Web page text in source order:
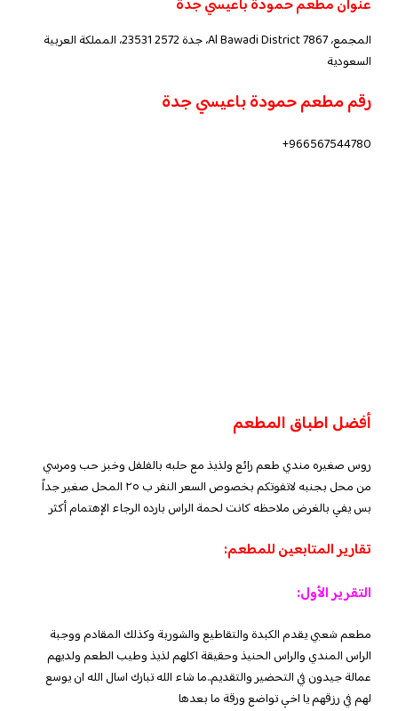
عنوان مطعم حمودة باعيسي جدة
المجمع، Al Bawadi District 7867، جدة 23531 2572، المملكة العربية
السعودية
رقم مطعم حمودة باعيسي جدة
966567544780+
أفضل اطباق المطعم
روس صغيره مندي طعم رائع ولذيذ مع حلبه بالفلفل وخبز حب ومرسي
من محل بجنبه لاتفوتكم بخصوص السعر النفر ب ٢٥ المحل صغير جداً
بس يفي بالغرض ملاحظه كانت لحمة الراس بارده الرجاء الإهتمام أكثر
تقارير المتابعين للمطعم:
التقرير الأول:
مطعم شعبي يقدم الكبدة والتقاطيع والشوربة وكذلك المقادم ووجبة
الراس المندي والراس الحنيذ وحقيقة اكلهم لذيذ وطيب الطعم ولديهم
عمالة جيدون في التحضير والتقديم..ما شاء الله تبارك اسال الله ان يوسع
لهم في رزقهم يا اخي تواضع ورقة ما بعدها